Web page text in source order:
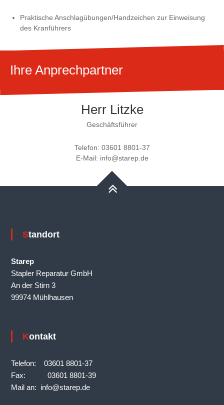
Praktische Anschlagübungen/Handzeichen zur Einweisung
des Kranführers
Ihre Anprechpartner
Herr Litzke
Geschäftsführer
Telefon: 03601 8801-37
E-Mail: info@starep.de
Standort
Starep
Stapler Reparatur GmbH
An der Stirn 3
99974 Mühlhausen
Kontakt
Telefon: 03601 8801-37
Fax: 03601 8801-39
Mail an: info@starep.de